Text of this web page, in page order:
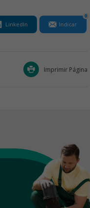
LinkedIn Indicar
0
Imprimir Página